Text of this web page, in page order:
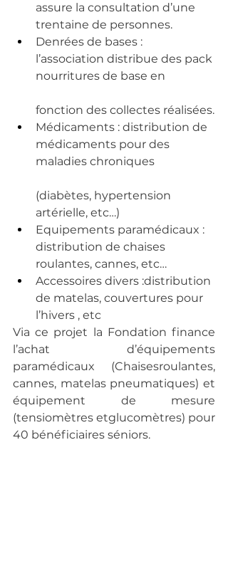
assure la consultation d’une
trentaine de personnes.
Denrées de bases :
l’association distribue des pack
nourritures de base en
fonction des collectes réalisées.
Médicaments : distribution de
médicaments pour des
maladies chroniques
(diabètes, hypertension
artérielle, etc…)
Equipements paramédicaux :
distribution de chaises
roulantes, cannes, etc…
Accessoires divers :distribution
de matelas, couvertures pour
l’hivers , etc
Via ce projet la Fondation finance
l’achat d’équipements
paramédicaux (Chaisesroulantes,
cannes, matelas pneumatiques) et
équipement de mesure
(tensiomètres etglucomètres) pour
40 bénéficiaires séniors.